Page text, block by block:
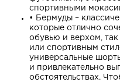
спортивными
•
Бермуды –
которые отлично
обувью и верхом,
или спортивным
универсальные
и привлекательно
обстоятельствах.